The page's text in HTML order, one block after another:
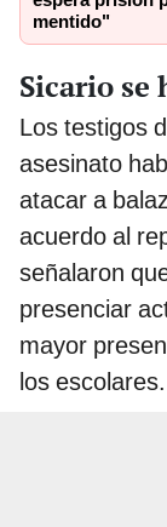
mentido"
Sicario se
Los testigos
asesinato
atacar a
acuerdo al
señalaron
presenciar
mayor
los escolares.